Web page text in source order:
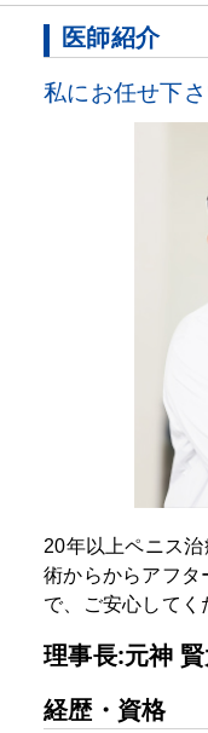
医師紹介
私にお任せ下さ
20年以上ペニス
術からからアフタ
で、ご安心してく
理事長:元神
経歴・資格